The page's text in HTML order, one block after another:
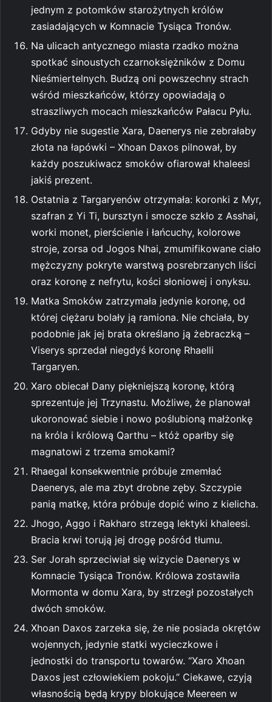
jednym z potomków starożytnych królów
zasiadających w Komnacie Tysiąca Tronów.
Na ulicach antycznego miasta rzadko można
spotkać sinoustych czarnoksiężników z Domu
Nieśmiertelnych. Budzą oni powszechny strach
wśród mieszkańców, którzy opowiadają o
straszliwych mocach mieszkańców Pałacu Pyłu.
Gdyby nie sugestie Xara, Daenerys nie zebrałaby
złota na łapówki – Xhoan Daxos pilnował, by
każdy poszukiwacz smoków ofiarował khaleesi
jakiś prezent.
Ostatnia z Targaryenów otrzymała: koronki z Myr,
szafran z Yi Ti, bursztyn i smocze szkło z Asshai,
worki monet, pierścienie i łańcuchy, kolorowe
stroje, zorsa od Jogos Nhai, zmumifikowane ciało
mężczyzny pokryte warstwą posrebrzanych liści
oraz koronę z nefrytu, kości słoniowej i onyksu.
Matka Smoków zatrzymała jedynie koronę, od
której ciężaru bolały ją ramiona. Nie chciała, by
podobnie jak jej brata określano ją żebraczką –
Viserys sprzedał niegdyś koronę Rhaelli
Targaryen.
Xaro obiecał Dany piękniejszą koronę, którą
sprezentuje jej Trzynastu. Możliwe, że planował
ukoronować siebie i nowo poślubioną małżonkę
na króla i królową Qarthu – któż oparłby się
magnatowi z trzema smokami?
Rhaegal konsekwentnie próbuje zmemłać
Daenerys, ale ma zbyt drobne zęby. Szczypie
panią matkę, która próbuje dopić wino z kielicha.
Jhogo, Aggo i Rakharo strzegą lektyki khaleesi.
Bracia krwi torują jej drogę pośród tłumu.
Ser Jorah sprzeciwiał się wizycie Daenerys w
Komnacie Tysiąca Tronów. Królowa zostawiła
Mormonta w domu Xara, by strzegł pozostałych
dwóch smoków.
Xhoan Daxos zarzeka się, że nie posiada okrętów
wojennych, jedynie statki wycieczkowe i
jednostki do transportu towarów. “Xaro Xhoan
Daxos jest człowiekiem pokoju.” Ciekawe, czyją
własnością będą krypy blokujące Meereen w